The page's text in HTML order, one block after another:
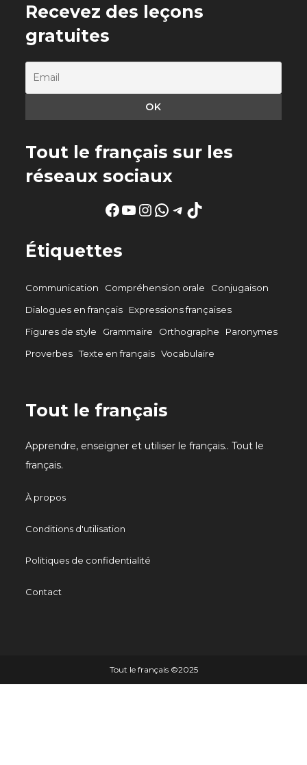
Recevez des leçons
gratuites
Tout le français sur les
réseaux sociaux
Facebook
YouTube
Instagram
WhatsApp
Telegram
TikTok
Étiquettes
Communication Compréhension orale
Conjugaison
Dialogues en français
Expressions françaises
Figures de style
Grammaire Orthographe
Paronymes
Proverbes Texte en français Vocabulaire
Tout le français
Apprendre, enseigner et utiliser le français.. Tout le
français.
À propos
Conditions d'utilisation
Politiques de confidentialité
Contact
Tout le français ©️2025